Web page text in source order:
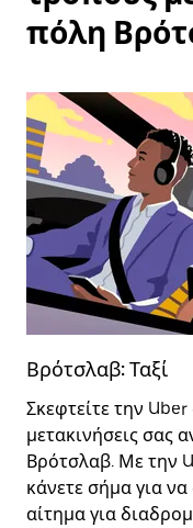
πόλη
Βρότσλαβ: Ταξί
Σκεφτείτε την
μετακινήσεις σας
Βρότσλαβ. Με την
κάνετε σήμα για να
αίτημα για